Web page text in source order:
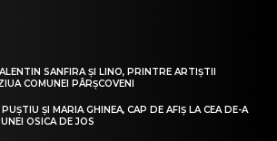
SANFIRA ȘI LINO, PRINTRE ARTIȘTII
COMUNEI PÂRȘCOVENI
ȘI MARIA GHINEA, CAP DE AFIȘ LA CEA DE-A
OSICA DE JOS